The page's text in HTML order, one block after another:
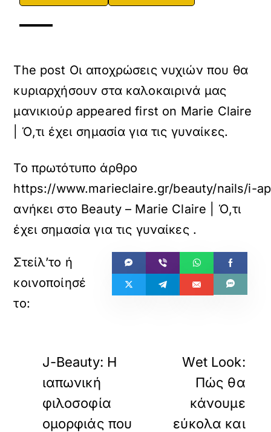
The post Οι αποχρώσεις νυχιών που θα
κυριαρχήσουν στα καλοκαιρινά μας
μανικιούρ appeared first on Marie Claire
| Ό,τι έχει σημασία για τις γυναίκες.
Το πρωτότυπο άρθρο
https://www.marieclaire.gr/beauty/nails/i-
ανήκει στο Beauty – Marie Claire | Ό,τι
έχει σημασία για τις γυναίκες.
J-Beauty: Η
ιαπωνική
φιλοσοφία
ομορφιάς που
Wet Look:
Πώς θα
κάνουμε
εύκολα και